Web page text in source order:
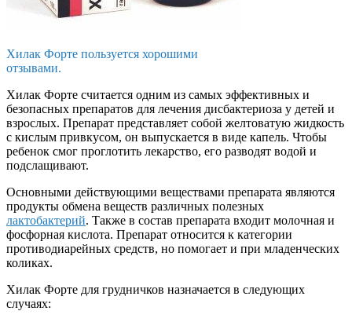
Хилак Форте пользуется хорошими
отзывами.
Хилак Форте считается одним из самых эффективных и
безопасных препаратов для лечения дисбактериоза у детей и
взрослых. Препарат представляет собой желтоватую жидкость
с кислым привкусом, он выпускается в виде капель. Чтобы
ребенок смог проглотить лекарство, его разводят водой и
подслащивают.
Основными действующими веществами препарата являются
продукты обмена веществ различных полезных
лактобактерий. Также в состав препарата входит молочная и
фосфорная кислота. Препарат относится к категории
противодиарейных средств, но помогает и при младенческих
коликах.
Хилак Форте для грудничков назначается в следующих
случаях: